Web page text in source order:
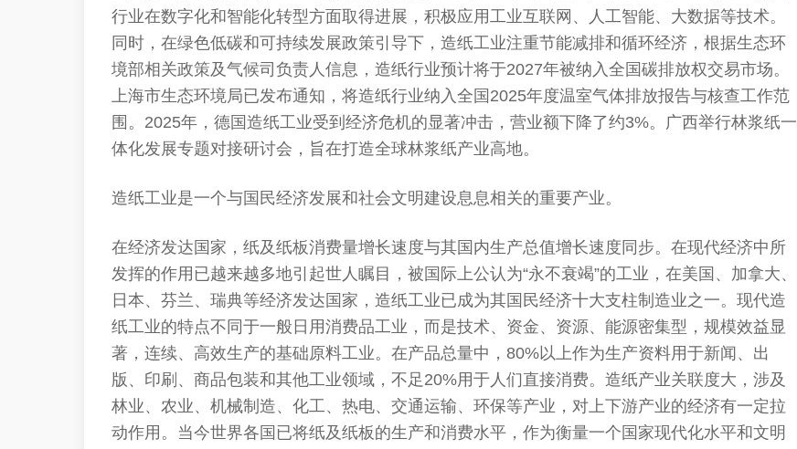
行业在数字化和智能化转型方面取得进展，积极应用工业互联网、人工智能、大数据等技术。
同时，在绿色低碳和可持续发展政策引导下，造纸工业注重节能减排和循环经济，根据生态环
境部相关政策及气候司负责人信息，造纸行业预计将于2027年被纳入全国碳排放权交易市场。
上海市生态环境局已发布通知，将造纸行业纳入全国2025年度温室气体排放报告与核查工作范
围。2025年，德国造纸工业受到经济危机的显著冲击，营业额下降了约3%。广西举行林浆纸一
体化发展专题对接研讨会，旨在打造全球林浆纸产业高地。
造纸工业是一个与国民经济发展和社会文明建设息息相关的重要产业。
在经济发达国家，纸及纸板消费量增长速度与其国内生产总值增长速度同步。在现代经济中所
发挥的作用已越来越多地引起世人瞩目，被国际上公认为“永不衰竭”的工业，在美国、加拿大、
日本、芬兰、瑞典等经济发达国家，造纸工业已成为其国民经济十大支柱制造业之一。现代造
纸工业的特点不同于一般日用消费品工业，而是技术、资金、资源、能源密集型，规模效益显
著，连续、高效生产的基础原料工业。在产品总量中，80%以上作为生产资料用于新闻、出
版、印刷、商品包装和其他工业领域，不足20%用于人们直接消费。造纸产业关联度大，涉及
林业、农业、机械制造、化工、热电、交通运输、环保等产业，对上下游产业的经济有一定拉
动作用。当今世界各国已将纸及纸板的生产和消费水平，作为衡量一个国家现代化水平和文明